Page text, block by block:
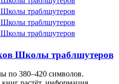
Школы траблшутеров
по 380–420 символов.